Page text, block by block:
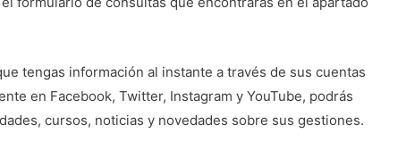
tengas información al instante a través de sus cuentas
en Facebook, Twitter, Instagram y YouTube, podrás
cursos, noticias y novedades sobre sus gestiones.